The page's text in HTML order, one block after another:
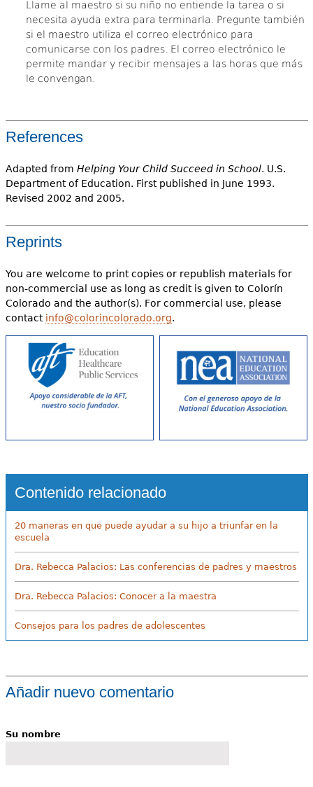
Llame al maestro si su niño no entiende la tarea o si
necesita ayuda extra para terminarla. Pregunte también
si el maestro utiliza el correo electrónico para
comunicarse con los padres. El correo electrónico le
permite mandar y recibir mensajes a las horas que más
le convengan.
References
Adapted from Helping Your Child Succeed in School. U.S.
Department of Education. First published in June 1993.
Revised 2002 and 2005.
Reprints
You are welcome to print copies or republish materials for
non-commercial use as long as credit is given to Colorín
Colorado and the author(s). For commercial use, please
contact info@colorincolorado.org.
Contenido relacionado
20 maneras en que puede ayudar a su hijo a triunfar en la
escuela
Dra. Rebecca Palacios: Las conferencias de padres y maestros
Dra. Rebecca Palacios: Conocer a la maestra
Consejos para los padres de adolescentes
Añadir nuevo comentario
Su nombre